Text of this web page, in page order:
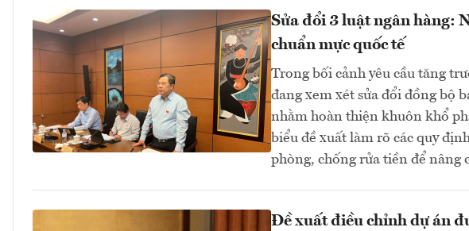
Sửa đổi 3 luật ngân hàng:
chuẩn mực quốc tế
Trong bối cảnh yêu cầu tăng
đang xem xét sửa đổi đồng bộ
nhằm hoàn thiện khuôn khổ
biểu đề xuất làm rõ các quy
phòng, chống rửa tiền để nâng
Đề xuất điều chỉnh dự án